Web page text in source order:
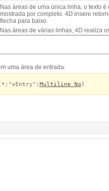
Nas áreas de uma única linha, o texto
mostrada por completo. 4D insere
flecha para baixo.
Nas áreas de várias linhas, 4D realiza
uma área de entrada:
Multiline No )